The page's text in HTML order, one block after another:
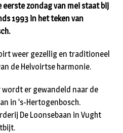
eerste zondag van mei staat bij
1993 in het teken van
weer gezellig en traditioneel
de Helvoirtse harmonie.
er gewandeld naar de
in ’s-Hertogenbosch.
De Loonsebaan in Vught